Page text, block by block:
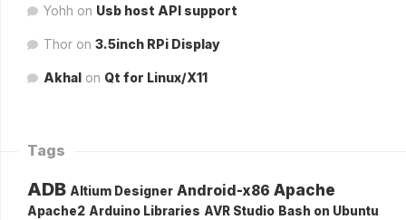
Yohh on Usb host API support
Thor on 3.5inch RPi Display
Akhal on Qt for Linux/X11
Tags
ADB Altium Designer Android-x86 Apache
Apache2 Arduino Libraries AVR Studio Bash on Ubuntu